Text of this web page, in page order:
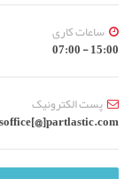
ساعات کاری
15:00 - 07:00
پست الکترونیک